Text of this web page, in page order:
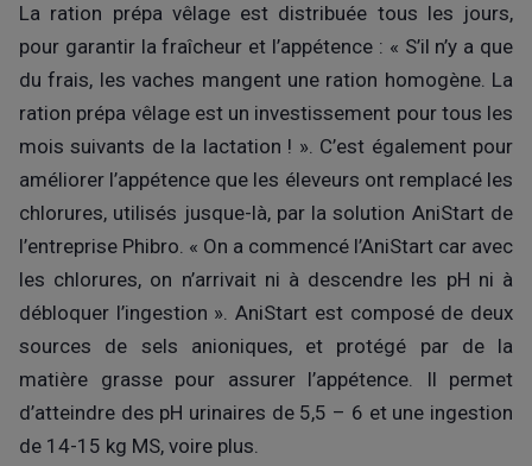
La ration prépa vêlage est distribuée tous les jours,
pour garantir la fraîcheur et l’appétence : « S’il n’y a que
du frais, les vaches mangent une ration homogène. La
ration prépa vêlage est un investissement pour tous les
mois suivants de la lactation ! ». C’est également pour
améliorer l’appétence que les éleveurs ont remplacé les
chlorures, utilisés jusque-là, par la solution AniStart de
l’entreprise Phibro. « On a commencé l’AniStart car avec
les chlorures, on n’arrivait ni à descendre les pH ni à
débloquer l’ingestion ». AniStart est composé de deux
sources de sels anioniques, et protégé par de la
matière grasse pour assurer l’appétence. Il permet
d’atteindre des pH urinaires de 5,5 – 6 et une ingestion
de 14-15 kg MS, voire plus.